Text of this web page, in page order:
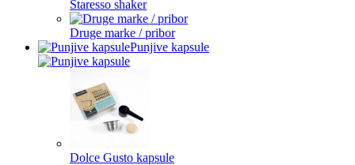
Staresso shaker
Druge marke / pribor
Punjive kapsule
Dolce Gusto kapsule